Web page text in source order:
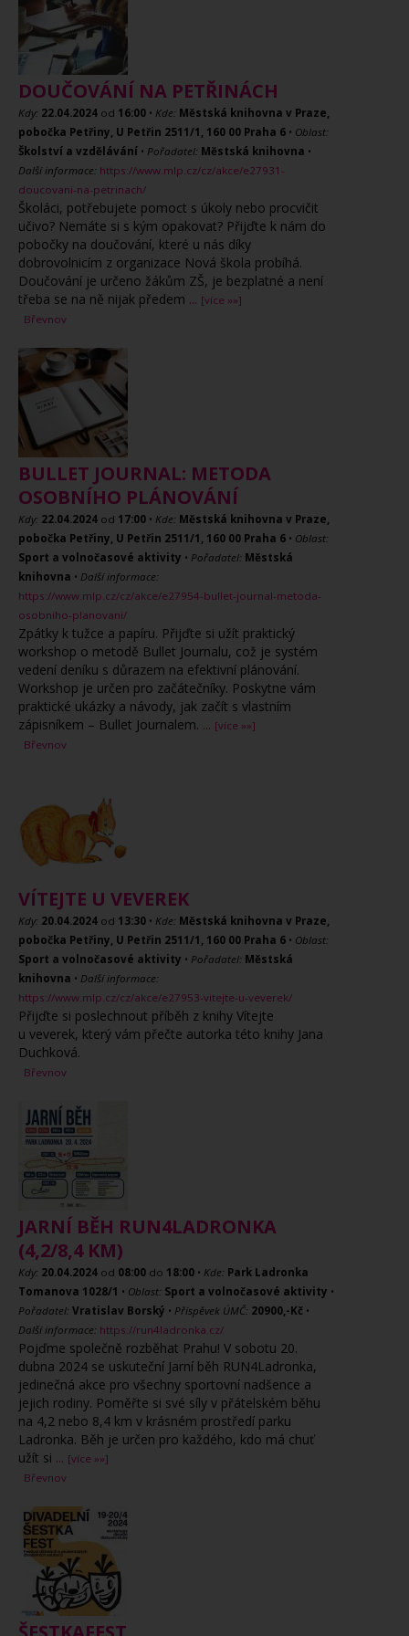
DOUČOVÁNÍ NA PETŘINÁCH
Kdy: 22.04.2024 od 16:00 • Kde: Městská knihovna v Praze,
pobočka Petřiny, U Petřin 2511/1, 160 00 Praha 6 • Oblast:
Školství a vzdělávání • Pořadatel: Městská knihovna •
Další informace: https://www.mlp.cz/cz/akce/e27931-
doucovani-na-petrinach/
Školáci, potřebujete pomoct s úkoly nebo procvičit
učivo? Nemáte si s kým opakovat? Přijďte k nám do
pobočky na doučování, které u nás díky
dobrovolnicím z organizace Nová škola probíhá.
Doučování je určeno žákům ZŠ, je bezplatné a není
třeba se na ně nijak předem ... [více »»]
Břevnov
BULLET JOURNAL: METODA
OSOBNÍHO PLÁNOVÁNÍ
Kdy: 22.04.2024 od 17:00 • Kde: Městská knihovna v Praze,
pobočka Petřiny, U Petřin 2511/1, 160 00 Praha 6 • Oblast:
Sport a volnočasové aktivity • Pořadatel: Městská
knihovna • Další informace:
https://www.mlp.cz/cz/akce/e27954-bullet-journal-metoda-
osobniho-planovani/
Zpátky k tužce a papíru. Přijďte si užít praktický
workshop o metodě Bullet Journalu, což je systém
vedení deníku s důrazem na efektivní plánování.
Workshop je určen pro začátečníky. Poskytne vám
praktické ukázky a návody, jak začít s vlastním
zápisníkem – Bullet Journalem. ... [více »»]
Břevnov
VÍTEJTE U VEVEREK
Kdy: 20.04.2024 od 13:30 • Kde: Městská knihovna v Praze,
pobočka Petřiny, U Petřin 2511/1, 160 00 Praha 6 • Oblast:
Sport a volnočasové aktivity • Pořadatel: Městská
knihovna • Další informace:
https://www.mlp.cz/cz/akce/e27953-vitejte-u-veverek/
Přijďte si poslechnout příběh z knihy Vítejte
u veverek, který vám přečte autorka této knihy Jana
Duchková.
Břevnov
JARNÍ BĚH RUN4LADRONKA
(4,2/8,4 KM)
Kdy: 20.04.2024 od 08:00 do 18:00 • Kde: Park Ladronka
Tomanova 1028/1 • Oblast: Sport a volnočasové aktivity •
Pořadatel: Vratislav Borský • Příspěvek ÚMČ: 20900,-Kč •
Další informace: https://run4ladronka.cz/
Pojďme společně rozběhat Prahu! V sobotu 20.
dubna 2024 se uskuteční Jarní běh RUN4Ladronka,
jedinečná akce pro všechny sportovní nadšence a
jejich rodiny. Poměřte si své síly v přátelském běhu
na 4,2 nebo 8,4 km v krásném prostředí parku
Ladronka. Běh je určen pro každého, kdo má chuť
užít si ... [více »»]
Břevnov